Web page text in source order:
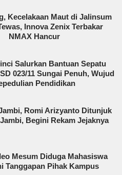
Kecelakaan Maut di Jalinsum
Innova Zenix Terbakar
NMAX Hancur
Salurkan Bantuan Sepatu
023/11 Sungai Penuh, Wujud
Pendidikan
Romi Arizyanto Ditunjuk
Begini Rekam Jejaknya
Mesum Diduga Mahasiswa
Tanggapan Pihak Kampus